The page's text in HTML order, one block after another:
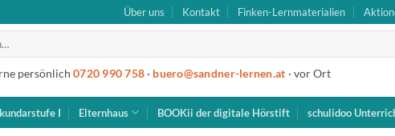
Über uns Kontakt Finken-Lernmaterialien
persönlich 0720 990 758 · buero@sandner-lernen.at · vor Ort
I Elternhaus BOOKii der digitale Hörstift schulidoo